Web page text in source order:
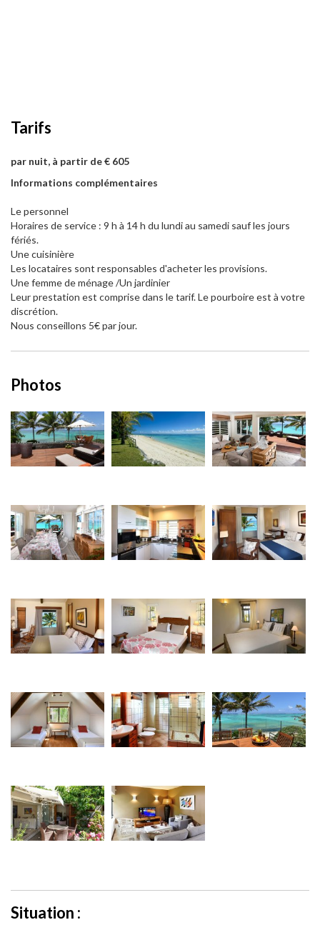
Tarifs
par nuit, à partir de € 605
Informations complémentaires
Le personnel
Horaires de service : 9 h à 14 h du lundi au samedi sauf les jours
fériés.
Une cuisinière
Les locataires sont responsables d'acheter les provisions.
Une femme de ménage /Un jardinier
Leur prestation est comprise dans le tarif. Le pourboire est à votre
discrétion.
Nous conseillons 5€ par jour.
Photos
Situation :